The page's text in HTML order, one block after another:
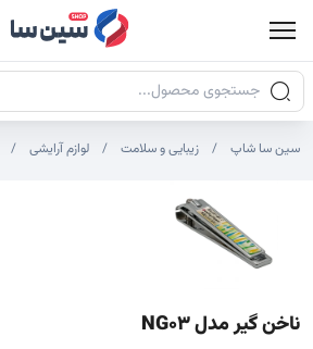
جستجوی محصولات
سین سا شاپ زیبایی و سلامت لوازم آرایشی
ناخن گیر مدل NG03